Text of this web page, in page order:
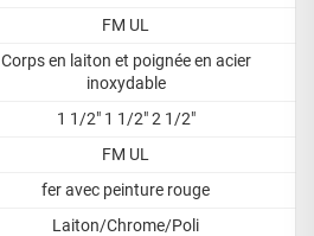
FM UL
Corps en laiton et poignée en acier
inoxydable
1 1/2" 1 1/2" 2 1/2"
FM UL
fer avec peinture rouge
Laiton/Chrome/Poli